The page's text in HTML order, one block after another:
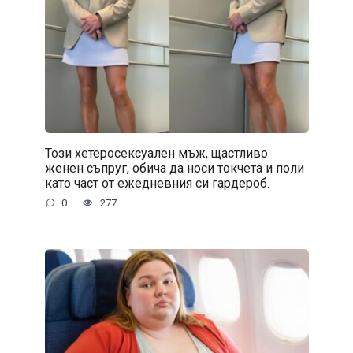
Този хетеросексуален мъж, щастливо
женен съпруг, обича да носи токчета и поли
като част от ежедневния си гардероб.
0 277